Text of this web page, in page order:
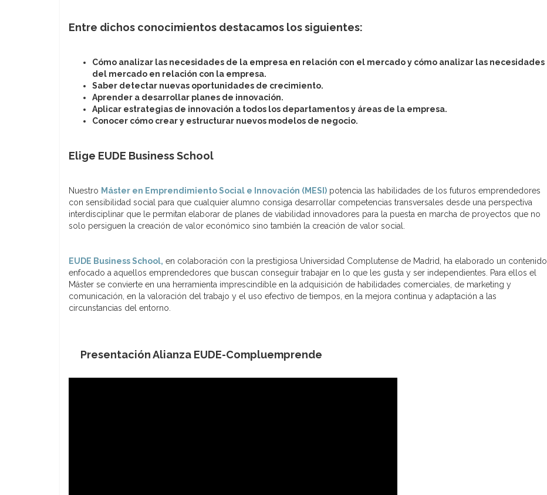
Entre dichos conocimientos destacamos los siguientes:
Cómo analizar las necesidades de la empresa en relación con el mercado y cómo analizar las necesidades
del mercado en relación con la empresa.
Saber detectar nuevas oportunidades de crecimiento.
Aprender a desarrollar planes de innovación.
Aplicar estrategias de innovación a todos los departamentos y áreas de la empresa.
Conocer cómo crear y estructurar nuevos modelos de negocio.
Elige EUDE Business School
Nuestro Máster en Emprendimiento Social e Innovación (MESI) potencia las habilidades de los futuros emprendedores
con sensibilidad social para que cualquier alumno consiga desarrollar competencias transversales desde una perspectiva
interdisciplinar que le permitan elaborar de planes de viabilidad innovadores para la puesta en marcha de proyectos que no
solo persiguen la creación de valor económico sino también la creación de valor social.
EUDE Business School, en colaboración con la prestigiosa Universidad Complutense de Madrid, ha elaborado un contenido
enfocado a aquellos emprendedores que buscan conseguir trabajar en lo que les gusta y ser independientes. Para ellos el
Máster se convierte en una herramienta imprescindible en la adquisición de habilidades comerciales, de marketing y
comunicación, en la valoración del trabajo y el uso efectivo de tiempos, en la mejora continua y adaptación a las
circunstancias del entorno.
Presentación Alianza EUDE-Compluemprende